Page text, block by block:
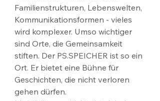
Familienstrukturen, Lebenswelten,
Kommunikationsformen - vieles
wird komplexer. Umso wichtiger
sind Orte, die Gemeinsamkeit
stiften. Der PS.SPEICHER ist so ein
Ort. Er bietet eine Bühne für
Geschichten, die nicht verloren
gehen dürfen.